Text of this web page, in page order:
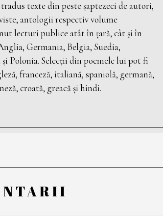
texte din peste șaptezeci de autori,
antologii respectiv volume
lecturi publice atât în țară, cât și în
Germania, Belgia, Suedia,
Polonia. Selecții din poemele lui pot fi
franceză, italiană, spaniolă, germană,
croată, greacă și hindi.